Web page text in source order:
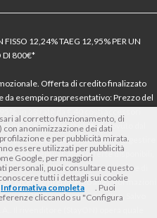
FISSO 12,24% TAEG 12,95% PER UN
DI 800€*
Offerta di credito finalizzato
esempio rappresentativo: Prezzo del
€ 800. Importo totale dovuto dal
prima rata a 90 giorni. Al fine di gestire
eventuali altre offerte disponibili,
il contratto, di prendere visione di
facendo riferimento alle Informazioni
(IEBCC) nel percorso online. Salvo
Il rivenditore (StayON) opera quale
al corretto funzionamento, di
con anonimizzazione dei dati
e per pubblicità mirata.
essere utilizzati per pubblicità
Google, per maggiori
personali, puoi consultare questo
tutti i dettagli sui cookie
Informativa completa
. Puoi
cliccando su "Configura